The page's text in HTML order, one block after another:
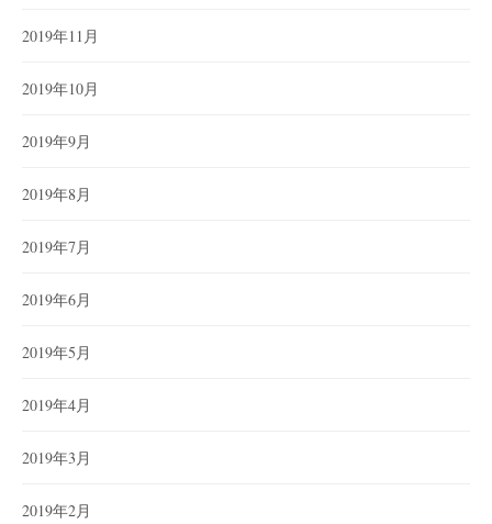
2019年11月
2019年10月
2019年9月
2019年8月
2019年7月
2019年6月
2019年5月
2019年4月
2019年3月
2019年2月